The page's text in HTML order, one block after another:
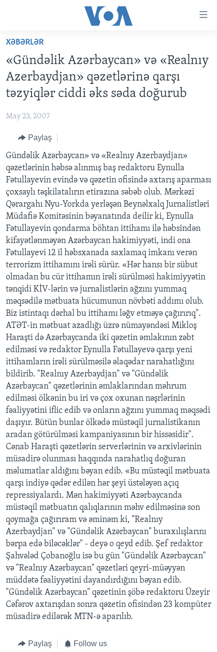
Skip
main
content
Skip
main
Navigation
Search
ANA SƏHİFƏ
PROQRAMLAR
AMERIKA İCMALI
FAKTLAR NƏ DEYIR?
AZƏRBAYCAN
UKRAYNA BÖHRANI
İSRAIL-HƏMAS MÜNAQIŞƏSI
ABŞ
ABŞ SEÇKILƏRI 2024
İRAN AZƏRBAYCANI
VIDEOLAR
MEDIA AZADLIĞI
BAŞ MƏQALƏ
LEARNING ENGLISH
BIZI IZLƏYIN
Dillər
XƏBƏRLƏR
«Gündəlik Azərbaycan» və «Realnıy
Azerbaydjan» qəzetlərinə qarşı
təzyiqlər ciddi əks səda doğurub
May 23, 2007
Paylaş
Gündəlik Azərbaycan» və «Realnıy Azerbaydjan»
qəzetlərinin həbsə alınmış baş redaktoru Eynulla
Fətullayevin evində və qəzetin ofisində axtarış aparması
çoxsaylı təşkilatalırın etirazına səbəb olub. Mərkəzi
Qərargahı Nyu-Yorkda yerləşən Beynəlxalq Jurnalistləri
Müdafiə Komitəsinin bəyanatında deilir ki, Eynulla
Fətullayevin qondarma böhtan ittihamı ilə həbsindən
kifayətlənməyən Azərbaycan hakimiyyəti, indi ona
Fətullayevi 12 il həbsxanada saxlamaq imkanı verən
terrorizm ittihamını irəli sürür. «Hər hansı bir sübut
olmadan bu cür ittihamın irəli sürülməsi hakimiyyətin
tənqidi KİV-lərin və jurnalistlərin ağzını yummaq
məqsədilə mətbuata hücumunun növbəti addımı olub.
Biz istintaqı dərhal bu ittihamı ləğv etməyə çağırırıq".
ATƏT-in mətbuat azadlığı üzrə nümayəndəsi Mikloş
Haraşti də Azərbaycanda iki qəzetin əmlakının zəbt
edilməsi və redaktor Eynulla Fətullayevə qarşı yeni
ittihamların irəli sürülməsilə əlaqədar narahatlığını
bildirib. "Realnıy Azerbaydjan" və "Gündəlik
Azərbaycan" qəzetlərinin əmlaklarından məhrum
edilməsi ölkənin bu iri və çox oxunan nəşrlərinin
fəaliyyətini iflic edib və onların ağzını yummaq məqsədi
daşıyır. Bütün bunlar ölkədə müstəqil jurnalistikanın
aradan götürülməsi kampaniyasının bir hissəsidir".
Cənab Haraşti qəzetlərin serverlərinin və arxivlərinin
müsadirə olunması haqqında narahatlıq doğuran
məlumatlar aldığını bəyan edib. «Bu müstəqil mətbuata
qarşı indiyə qədər edilən hər şeyi üstələyən açıq
repressiyalardı. Mən hakimiyyəti Azərbaycanda
müstəqil mətbuatın qalıqlarının məhv edilməsinə son
qoymağa çağırıram və əminəm ki, "Realnıy
Azerbaydjan" və "Gündəlik Azərbaycan" buraxılışlarını
bərpa edə biləcəklər" - deyə o qeyd edib. Şef redaktor
Şahvələd Çobanoğlu isə bu gün "Gündəlik Azərbaycan"
və "Realnıy Azərbaycan" qəzetləri qeyri-müəyyən
müddətə fəaliyyətini dayandırdığını bəyan edib.
"Gündəlik Azərbaycan" qəzetinin şöbə redaktoru Üzeyir
Cəfərov axtarışdan sonra qəzetin ofisindən 23 kompüter
müsadirə edilərək MTN-ə aparılıb.
Paylaş Follow us